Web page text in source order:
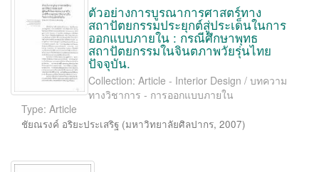
ตัวอย่างการบูรณาการศาสตร์ทาง
สถาปัตยกรรมประยุกต์สู่ประเด็นในการ
ออกแบบภายใน : กรณีศึกษาพุทธ
สถาปัตยกรรมในจินตภาพวัยรุ่นไทย
ปัจจุบัน.
Collection: Article - Interior Design / บทความ
ทางวิชาการ - การออกแบบภายใน
Type: Article
ชัยณรงค์ อริยะประเสริฐ (มหาวิทยาลัยศิลปากร, 2007)